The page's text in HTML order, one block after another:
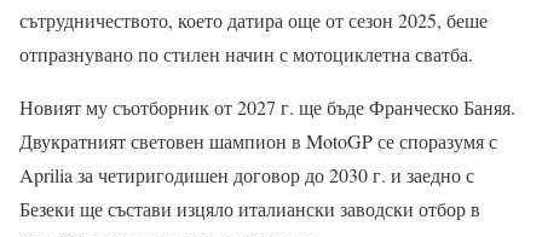
сътрудничеството, което датира още от сезон 2025, беше
отпразнувано по стилен начин с мотоциклетна сватба.
Новият му съотборник от 2027 г. ще бъде Франческо Баняя.
Двукратният световен шампион в MotoGP се споразумя с
Aprilia за четиригодишен договор до 2030 г. и заедно с
Безеки ще състави изцяло италиански заводски отбор в